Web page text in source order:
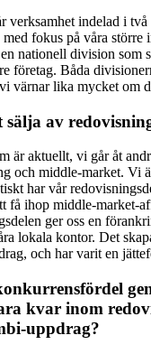
verksamhet indelad i två
fokus på våra större
nationell division som
företag. Båda
värnar lika mycket om
av
är aktuellt, vi går åt
och middle-market. Vi
har vår
få ihop middle-market-
ger oss en
lokala kontor. Det
och har varit en
kvar inom
uppdrag?